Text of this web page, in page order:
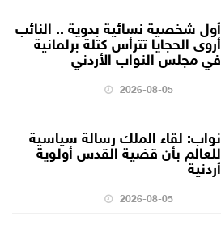
أول شخصية نسائية بدوية .. النائب
أروى الحجايا تترأس كتلة برلمانية
في مجلس النواب الأردني
2026-08-05
نواب: لقاء الملك رسالة سياسية
للعالم بأن قضية القدس أولوية
أردنية
2026-08-05